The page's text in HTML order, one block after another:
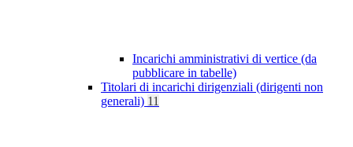
Incarichi amministrativi di vertice (da
pubblicare in tabelle)
Titolari di incarichi dirigenziali (dirigenti non
generali) 11